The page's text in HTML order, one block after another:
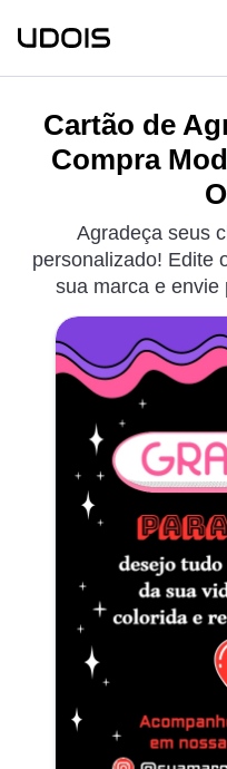
Cartão de
Compra
Agradeça seus
personalizado! Edite
sua marca e envie